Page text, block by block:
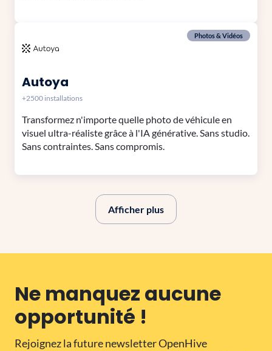
Photos & Vidéos
Autoya
+2500 installations
Transformez n'importe quelle photo de véhicule en
visuel ultra-réaliste grâce à l'IA générative. Sans studio.
Sans contraintes. Sans compromis.
Afficher plus
Ne manquez aucune
opportunité !
Rejoignez la future newsletter OpenHive